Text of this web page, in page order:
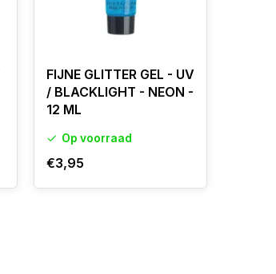
FIJNE GLITTER GEL - UV
/ BLACKLIGHT - NEON -
12 ML
Op voorraad
€3,95